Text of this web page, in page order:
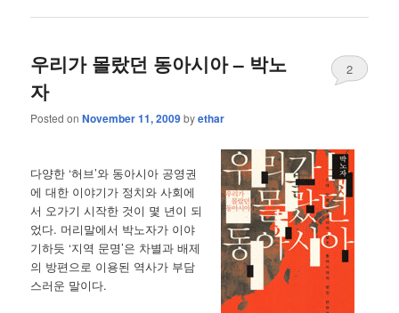
우리가 몰랐던 동아시아 – 박노
자
Posted onNovember 11, 2009byethar
2
다양한 ‘허브’와 동아시아 공영권
에 대한 이야기가 정치와 사회에
서 오가기 시작한 것이 몇 년이 되
었다. 머리말에서 박노자가 이야
기하듯 ‘지역 문명’은 차별과 배제
의 방편으로 이용된 역사가 부담
스러운 말이다.